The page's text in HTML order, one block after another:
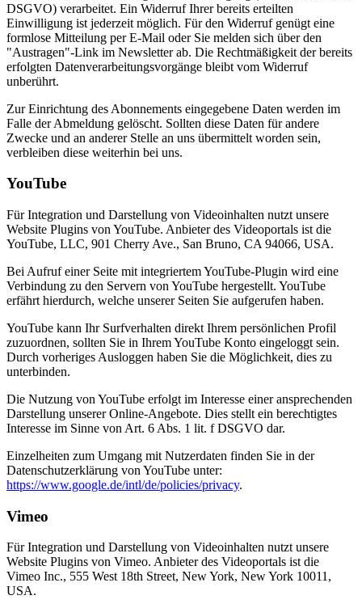
DSGVO) verarbeitet. Ein Widerruf Ihrer bereits erteilten
Einwilligung ist jederzeit möglich. Für den Widerruf genügt eine
formlose Mitteilung per E-Mail oder Sie melden sich über den
"Austragen"-Link im Newsletter ab. Die Rechtmäßigkeit der bereits
erfolgten Datenverarbeitungsvorgänge bleibt vom Widerruf
unberührt.
Zur Einrichtung des Abonnements eingegebene Daten werden im
Falle der Abmeldung gelöscht. Sollten diese Daten für andere
Zwecke und an anderer Stelle an uns übermittelt worden sein,
verbleiben diese weiterhin bei uns.
YouTube
Für Integration und Darstellung von Videoinhalten nutzt unsere
Website Plugins von YouTube. Anbieter des Videoportals ist die
YouTube, LLC, 901 Cherry Ave., San Bruno, CA 94066, USA.
Bei Aufruf einer Seite mit integriertem YouTube-Plugin wird eine
Verbindung zu den Servern von YouTube hergestellt. YouTube
erfährt hierdurch, welche unserer Seiten Sie aufgerufen haben.
YouTube kann Ihr Surfverhalten direkt Ihrem persönlichen Profil
zuzuordnen, sollten Sie in Ihrem YouTube Konto eingeloggt sein.
Durch vorheriges Ausloggen haben Sie die Möglichkeit, dies zu
unterbinden.
Die Nutzung von YouTube erfolgt im Interesse einer ansprechenden
Darstellung unserer Online-Angebote. Dies stellt ein berechtigtes
Interesse im Sinne von Art. 6 Abs. 1 lit. f DSGVO dar.
Einzelheiten zum Umgang mit Nutzerdaten finden Sie in der
Datenschutzerklärung von YouTube unter:
https://www.google.de/intl/de/policies/privacy.
Vimeo
Für Integration und Darstellung von Videoinhalten nutzt unsere
Website Plugins von Vimeo. Anbieter des Videoportals ist die
Vimeo Inc., 555 West 18th Street, New York, New York 10011,
USA.